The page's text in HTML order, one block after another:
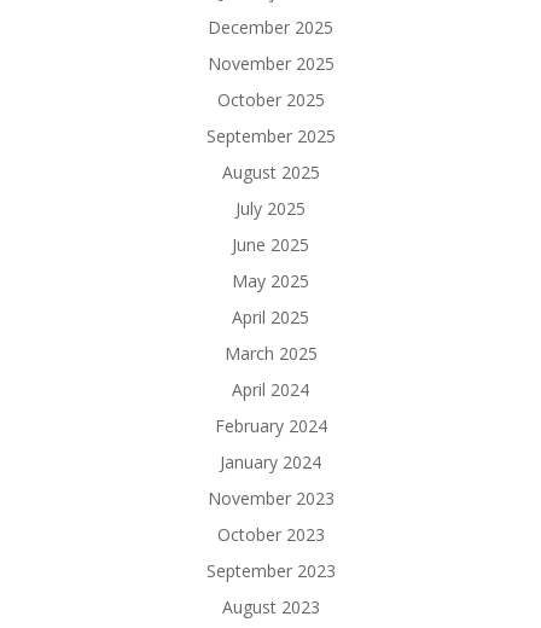
December 2025
November 2025
October 2025
September 2025
August 2025
July 2025
June 2025
May 2025
April 2025
March 2025
April 2024
February 2024
January 2024
November 2023
October 2023
September 2023
August 2023